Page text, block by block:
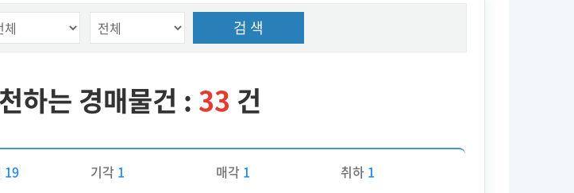
검 색
하는 경매물건 : 33 건
19 기각 1 매각 1 취하 1